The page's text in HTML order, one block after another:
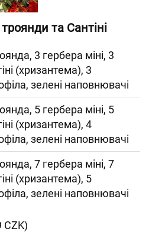
та Сантіні
3 гербера міні, 3
(хризантема), 3
зелені наповнювачі
5 гербера міні, 5
(хризантема), 4
зелені наповнювачі
7 гербера міні, 7
(хризантема), 5
зелені наповнювачі
CZK)